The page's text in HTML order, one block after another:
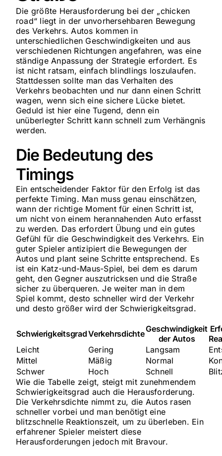
Die größte Herausforderung bei der „chicken
road“ liegt in der unvorhersehbaren Bewegung
des Verkehrs. Autos kommen in
unterschiedlichen Geschwindigkeiten und aus
verschiedenen Richtungen angefahren, was eine
ständige Anpassung der Strategie erfordert. Es
ist nicht ratsam, einfach blindlings loszulaufen.
Stattdessen sollte man das Verhalten des
Verkehrs beobachten und nur dann einen Schritt
wagen, wenn sich eine sichere Lücke bietet.
Geduld ist hier eine Tugend, denn ein
unüberlegter Schritt kann schnell zum Verhängnis
werden.
Die Bedeutung des
Timings
Ein entscheidender Faktor für den Erfolg ist das
perfekte Timing. Man muss genau einschätzen,
wann der richtige Moment für einen Schritt ist,
um nicht von einem herannahenden Auto erfasst
zu werden. Das erfordert Übung und ein gutes
Gefühl für die Geschwindigkeit des Verkehrs. Ein
guter Spieler antizipiert die Bewegungen der
Autos und plant seine Schritte entsprechend. Es
ist ein Katz-und-Maus-Spiel, bei dem es darum
geht, den Gegner auszutricksen und die Straße
sicher zu überqueren. Je weiter man in dem
Spiel kommt, desto schneller wird der Verkehr
und desto größer wird der Schwierigkeitsgrad.
SchwierigkeitsgradVerkehrsdichteGeschwindigkeit
der Autos
Leicht
Gering Langsam
Mittel
Mäßig Normal
Schwer
Hoch Schnell
Wie die Tabelle zeigt, steigt mit zunehmendem
Schwierigkeitsgrad auch die Herausforderung.
Die Verkehrsdichte nimmt zu, die Autos rasen
schneller vorbei und man benötigt eine
blitzschnelle Reaktionszeit, um zu überleben. Ein
erfahrener Spieler meistert diese
Herausforderungen jedoch mit Bravour.